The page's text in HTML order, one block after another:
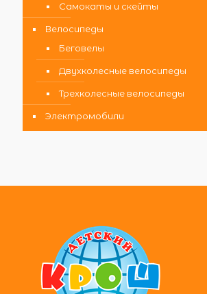
Самокаты и скейты
Велосипеды
Беговелы
Двухколесные велосипеды
Трехколесные велосипеды
Электромобили